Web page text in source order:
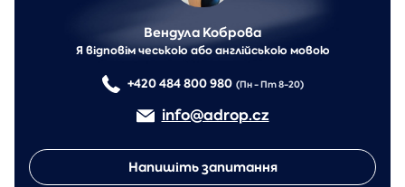
Вендула Коброва
Я відповім чеською або англійською мовою
+420 484 800 980 (Пн - Пт 8-20)
info@adrop.cz
Напишіть запитання